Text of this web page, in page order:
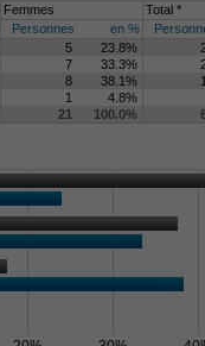
Femmes
Total *
Personnes en %
5 23.8%
7 33.3%
8 38.1%
1
4.8%
21 100.0%